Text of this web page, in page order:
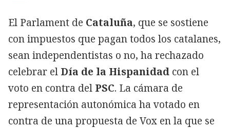
El Parlament de Cataluña, que se sostiene
con impuestos que pagan todos los catalanes,
sean independentistas o no, ha rechazado
celebrar el Día de la Hispanidad con el
voto en contra del PSC. La cámara de
representación autonómica ha votado en
contra de una propuesta de Vox en la que se